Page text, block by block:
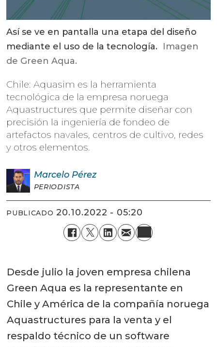
Así se ve en pantalla una etapa del diseño
mediante el uso de la tecnología. Imagen
de Green Aqua.
Chile: Aquasim es la herramienta
tecnológica de la empresa noruega
Aquastructures que permite diseñar con
precisión la ingeniería de fondeo de
artefactos navales, centros de cultivo, redes
y otros elementos.
Marcelo Pérez
PERIODISTA
PUBLICADO 20.10.2022 - 05:20
Desde julio la joven empresa chilena
Green Aqua es la representante en
Chile y América de la compañía noruega
Aquastructures para la venta y el
respaldo técnico de un software